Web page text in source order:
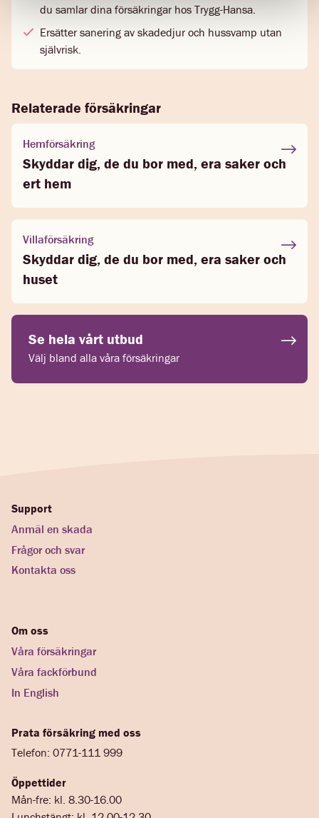
du samlar dina försäkringar hos Trygg-Hansa.
Ersätter sanering av skadedjur och hussvamp utan
självrisk.
Relaterade försäkringar
Hemförsäkring
Skyddar dig, de du bor med, era saker och
ert hem
Villaförsäkring
Skyddar dig, de du bor med, era saker och
huset
Se hela vårt utbud
Välj bland alla våra försäkringar
Support
Anmäl en skada
Frågor och svar
Kontakta oss
Om oss
Våra försäkringar
Våra fackförbund
In English
Prata försäkring med oss
Telefon: 0771-111 999
Öppettider
Mån-fre: kl. 8.30-16.00